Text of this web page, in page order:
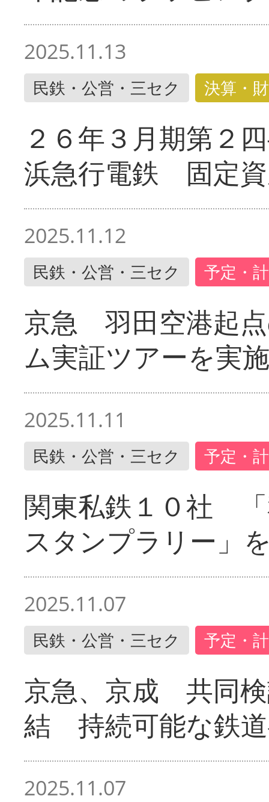
2025.11.13
民鉄・公営・三セク 決算・
２６年３月期第２
浜急行電鉄 固定
2025.11.12
民鉄・公営・三セク 予定・
京急 羽田空港起
ム実証ツアーを実施
2025.11.11
民鉄・公営・三セク 予定・
関東私鉄１０社
スタンプラリー」
2025.11.07
民鉄・公営・三セク 予定・
京急、京成 共同
結 持続可能な鉄
2025.11.07